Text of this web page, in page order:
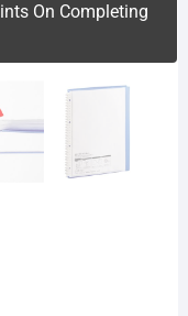
On Completing